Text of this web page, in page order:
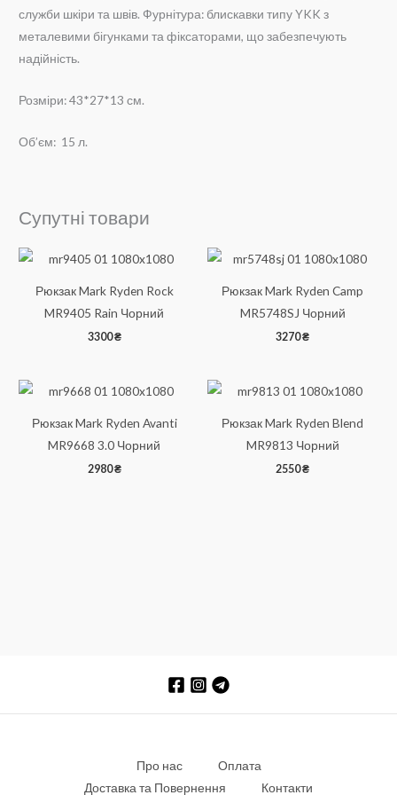
служби шкіри та швів. Фурнітура: блискавки типу YKK з
металевими бігунками та фіксаторами, що забезпечують
надійність.
Розміри: 43*27*13 см.
Об’єм: 15 л.
Супутні товари
Рюкзак Mark Ryden Rock
MR9405 Rain Чорний
3300₴
Рюкзак Mark Ryden Camp
MR5748SJ Чорний
3270₴
Рюкзак Mark Ryden Avanti
MR9668 3.0 Чорний
2980₴
Рюкзак Mark Ryden Blend
MR9813 Чорний
2550₴
Про нас
Оплата
Доставка та Повернення
Контакти